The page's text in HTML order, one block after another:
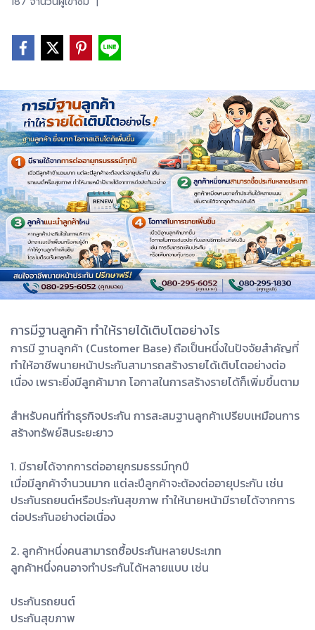
การมีฐานลูกค้า ทำให้รายได้เติบโตอย่างไร
การมี ฐานลูกค้า (Customer Base) ถือเป็นหนึ่งในปัจจัยสำคัญที่
ทำให้อาชีพนายหน้าประกันสามารถสร้างรายได้เติบโตอย่างต่อ
เนื่อง เพราะยิ่งมีลูกค้ามาก โอกาสในการสร้างรายได้ก็เพิ่มขึ้นตาม
สำหรับคนที่ทำธุรกิจประกัน การสะสมฐานลูกค้าเปรียบเหมือนการ
สร้างทรัพย์สินระยะยาว
1. มีรายได้จากการต่ออายุกรมธรรม์ทุกปี
เมื่อมีลูกค้าจำนวนมาก แต่ละปีลูกค้าจะต้องต่ออายุประกัน เช่น
ประกันรถยนต์หรือประกันสุขภาพ ทำให้นายหน้ามีรายได้จากการ
ต่อประกันอย่างต่อเนื่อง
2. ลูกค้าหนึ่งคนสามารถซื้อประกันหลายประเภท
ลูกค้าหนึ่งคนอาจทำประกันได้หลายแบบ เช่น
ประกันรถยนต์
ประกันสุขภาพ